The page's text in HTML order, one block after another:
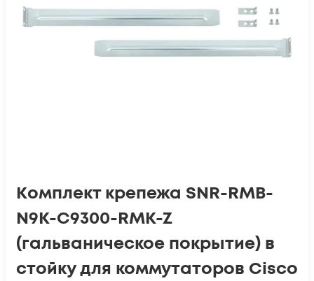
Комплект крепежа SNR-RMB-
N9K-C9300-RMK-Z
(гальваническое покрытие) в
стойку для коммутаторов Cisco